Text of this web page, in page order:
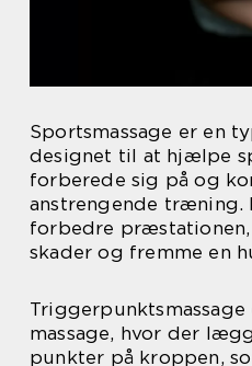
Sportsmassage er en
designet til at hjælpe
forberede sig på og
anstrengende træning.
forbedre
skader og fremme en
massage, hvor der
punkter på kroppen,